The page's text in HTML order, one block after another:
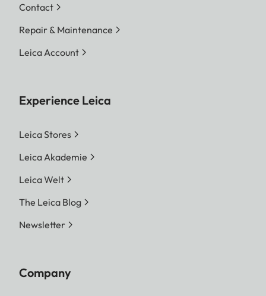
Contact
Repair & Maintenance
Leica Account
Experience Leica
Leica Stores
Leica Akademie
Leica Welt
The Leica Blog
Newsletter
Company